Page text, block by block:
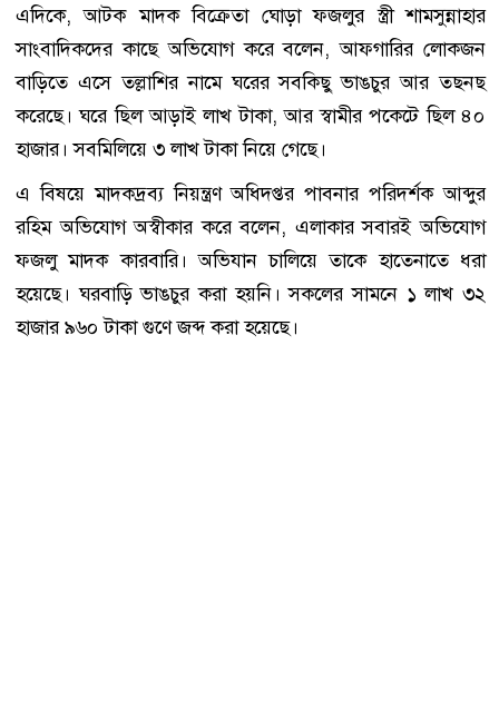
এদিকে, আটক মাদক বিক্রেতা ঘোড়া ফজলুর স্ত্রী শামসুন্নাহার
সাংবাদিকদের কাছে অভিযোগ করে বলেন, আফগারির লোকজন
বাড়িতে এসে তল্লাশির নামে ঘরের সবকিছু ভাঙচুর আর তছনছ
করেছে। ঘরে ছিল আড়াই লাখ টাকা, আর স্বামীর পকেটে ছিল ৪০
হাজার। সবমিলিয়ে ৩ লাখ টাকা নিয়ে গেছে।
এ বিষয়ে মাদকদ্রব্য নিয়ন্ত্রণ অধিদপ্তর পাবনার পরিদর্শক আব্দুর
রহিম অভিযোগ অস্বীকার করে বলেন, এলাকার সবারই অভিযোগ
ফজলু মাদক কারবারি। অভিযান চালিয়ে তাকে হাতেনাতে ধরা
হয়েছে। ঘরবাড়ি ভাঙচুর করা হয়নি। সকলের সামনে ১ লাখ ৩২
হাজার ৯৬০ টাকা গুণে জব্দ করা হয়েছে।